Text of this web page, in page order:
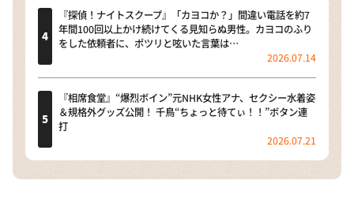
『探偵！ナイトスクープ』「カヨコか？」間違い電話を約7
年間100回以上かけ続けてくる見知らぬ男性。カヨコのふり
をした依頼者に、ポツリと呟いた言葉は…
2026.07.14
『相席食堂』“爆烈ボイン”元NHK女性アナ、セクシー水着姿
＆規格外グッズ公開！ 千鳥“ちょっと待てぃ！！”ボタン連
打
2026.07.21